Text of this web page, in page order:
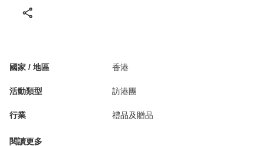
國家 / 地區 香港
活動類型 訪港團
行業 禮品及贈品
閱讀更多